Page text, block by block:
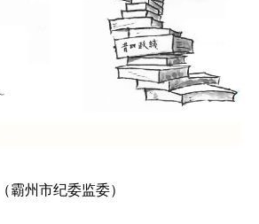
（霸州市纪委监委）